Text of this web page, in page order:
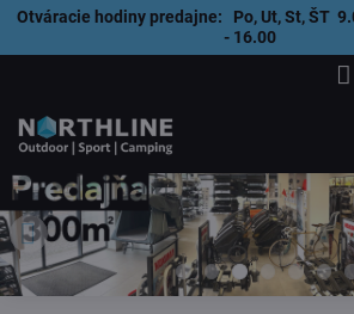
Otváracie hodiny predajne: Po, Ut, St, ŠT
- 16.00